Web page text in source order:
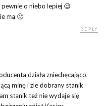
pewnie o niebo lepiej 😉
ma 🙁
REPLY
działa zniechęcająco.
minę i zle dobrany stanik
stanik też nie wydaje się